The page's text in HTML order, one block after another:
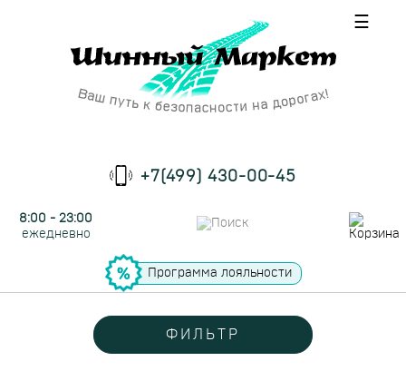
☰
+7(499) 430-00-45
8:00 - 23:00
ежедневно
Программа лояльности
ФИЛЬТР